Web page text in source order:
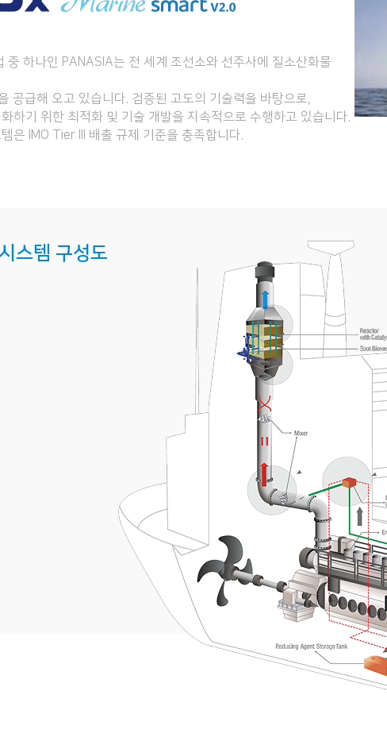
중 하나인 PANASIA는 전 세계 조선소와 선주사에 질소산화물
공급해 오고 있습니다. 검증된 고도의 기술력을 바탕으로,
하기 위한 최적화 및 기술 개발을 지속적으로 수행하고 있습니다.
은 IMO Tier III 배출 규제 기준을 충족합니다.
시스템 구성도